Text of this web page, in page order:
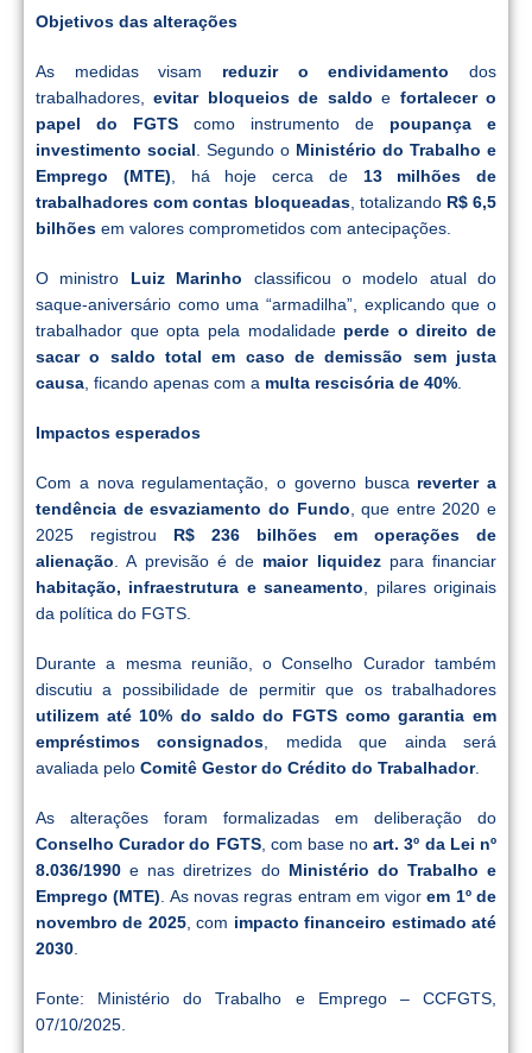
Objetivos das alterações
As medidas visam reduzir o endividamento dos
trabalhadores,evitar bloqueios de saldo e fortalecer o
papel do FGTS como instrumento de poupança e
investimento social. Segundo o Ministério do Trabalho e
Emprego (MTE), há hoje cerca de 13 milhões de
trabalhadores com contas bloqueadas, totalizando R$ 6,5
bilhões em valores comprometidos com antecipações.
O ministro Luiz Marinho classificou o modelo atual do
saque-aniversário como uma “armadilha”, explicando que o
trabalhador que opta pela modalidade perde o direito de
sacar o saldo total em caso de demissão sem justa
causa, ficando apenas com a multa rescisória de 40%.
Impactos esperados
Com a nova regulamentação, o governo busca reverter a
tendência de esvaziamento do Fundo, que entre 2020 e
2025 registrou R$ 236 bilhões em operações de
alienação. A previsão é de maior liquidezpara financiar
habitação, infraestrutura e saneamento, pilares originais
da política do FGTS.
Durante a mesma reunião, o Conselho Curador também
discutiu a possibilidade de permitir que os trabalhadores
utilizem até 10% do saldo do FGTS como garantia em
empréstimos consignados, medida que ainda será
avaliada pelo Comitê Gestor do Crédito do Trabalhador.
As alterações foram formalizadas em deliberação do
Conselho Curador do FGTS, com base noart. 3º da Lei nº
8.036/1990 e nas diretrizes do Ministério do Trabalho e
Emprego (MTE). As novas regras entram em vigorem 1º de
novembro de 2025, com impacto financeiro estimado até
2030.
Fonte: Ministério do Trabalho e Emprego – CCFGTS,
07/10/2025.